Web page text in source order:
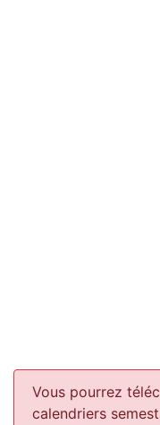
Vous pourrez
calendriers